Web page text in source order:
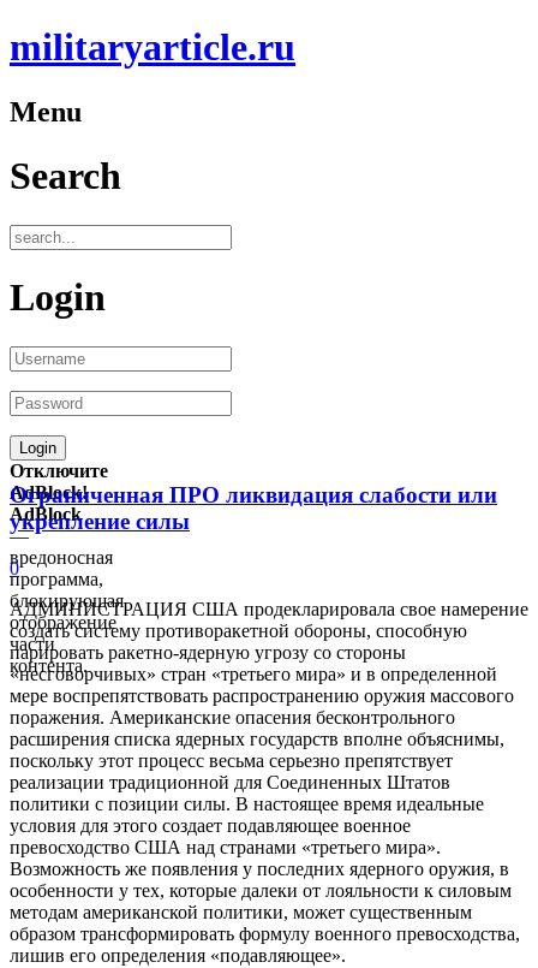
militaryarticle.ru
Menu
Search
Login
Отключите
AdBlock!
AdBlock
—
вредоносная
программа,
блокирующая
отображение
части
контента.
Ограниченная ПРО ликвидация слабости или
укрепление силы
0
АДМИНИСТРАЦИЯ США продекларировала свое намерение
создать систему противоракетной обороны, способную
парировать ракетно-ядерную угрозу со стороны
«несговорчивых» стран «третьего мира» и в определенной
мере воспрепятствовать распространению оружия массового
поражения. Американские опасения бесконтрольного
расширения списка ядерных государств вполне объяснимы,
поскольку этот процесс весьма серьезно препятствует
реализации традиционной для Соединенных Штатов
политики с позиции силы. В настоящее время идеальные
условия для этого создает подавляющее военное
превосходство США над странами «третьего мира».
Возможность же появления у последних ядерного оружия, в
особенности у тех, которые далеки от лояльности к силовым
методам американской политики, может существенным
образом трансформировать формулу военного превосходства,
лишив его определения «подавляющее».